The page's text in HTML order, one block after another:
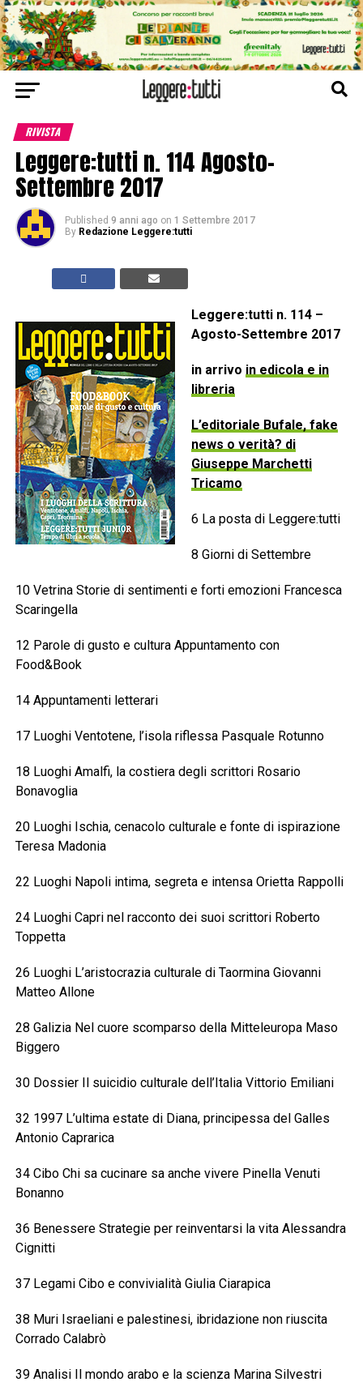
RIVISTA
Leggere:tutti n. 114 Agosto-
Settembre 2017
Published 9 anni ago on 1 Settembre 2017
By Redazione Leggere:tutti
Leggere:tutti n. 114 –
Agosto-Settembre 2017
in arrivo in edicola e in
libreria
L’editoriale Bufale, fake
news o verità? di
Giuseppe Marchetti
Tricamo
6 La posta di Leggere:tutti
8 Giorni di Settembre
10 Vetrina Storie di sentimenti e forti emozioni Francesca
Scaringella
12 Parole di gusto e cultura Appuntamento con
Food&Book
14 Appuntamenti letterari
17 Luoghi Ventotene, l’isola riflessa Pasquale Rotunno
18 Luoghi Amalfi, la costiera degli scrittori Rosario
Bonavoglia
20 Luoghi Ischia, cenacolo culturale e fonte di ispirazione
Teresa Madonia
22 Luoghi Napoli intima, segreta e intensa Orietta Rappolli
24 Luoghi Capri nel racconto dei suoi scrittori Roberto
Toppetta
26 Luoghi L’aristocrazia culturale di Taormina Giovanni
Matteo Allone
28 Galizia Nel cuore scomparso della Mitteleuropa Maso
Biggero
30 Dossier Il suicidio culturale dell’Italia Vittorio Emiliani
32 1997 L’ultima estate di Diana, principessa del Galles
Antonio Caprarica
34 Cibo Chi sa cucinare sa anche vivere Pinella Venuti
Bonanno
36 Benessere Strategie per reinventarsi la vita Alessandra
Cignitti
37 Legami Cibo e convivialità Giulia Ciarapica
38 Muri Israeliani e palestinesi, ibridazione non riuscita
Corrado Calabrò
39 Analisi Il mondo arabo e la scienza Marina Silvestri